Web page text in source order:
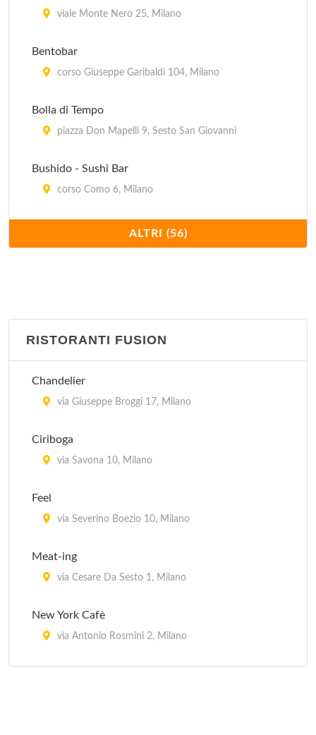
Sarla
Serendib
viale Monte Nero 25, Milano
Bentobar
corso Giuseppe Garibaldi 104, Milano
Bolla di Tempo
piazza Don Mapelli 9, Sesto San Giovanni
Bushido - Sushi Bar
corso Como 6, Milano
Compagnia generale dei viaggiatori, naviganti e
Finger's
via San Gerolamo Emiliani 2, Milano
viale Montello 9, Milano
via degli Zuccaro 5, Milano
ALTRI (56)
RISTORANTI FUSION
Chandelier
via Giuseppe Broggi 17, Milano
Ciriboga
via Savona 10, Milano
Feel
via Severino Boezio 10, Milano
Meat-ing
via Cesare Da Sesto 1, Milano
New York Cafè
via Antonio Rosmini 2, Milano